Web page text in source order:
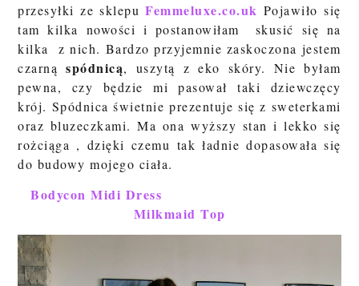
przesyłki ze sklepuFemmeluxe.co.uk Pojawiło się
tam kilka nowości i postanowiłam skusić się na
kilka z nich. Bardzo przyjemnie zaskoczona jestem
czarnąspódnicą, uszytą z eko skóry. Nie byłam
pewna, czy będzie mi pasował taki dziewczęcy
krój. Spódnica świetnie prezentuje się z sweterkami
oraz bluzeczkami. Ma ona wyższy stan i lekko się
rożciąga , dzięki czemu tak ładnie dopasowała się
do budowy mojego ciała.
Bodycon Midi Dress
Milkmaid Top